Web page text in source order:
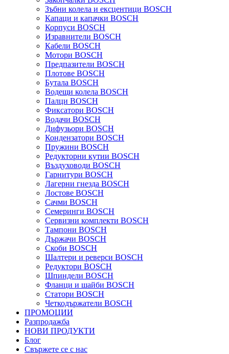
Зъбни колела и ексцентици BOSCH
Капаци и капачки BOSCH
Корпуси BOSCH
Изравнители BOSCH
Кабели BOSCH
Мотори BOSCH
Предпазители BOSCH
Плотове BOSCH
Бутала BOSCH
Водещи колела BOSCH
Палци BOSCH
Фиксатори BOSCH
Водачи BOSCH
Дифузьори BOSCH
Кондензатори BOSCH
Пружини BOSCH
Редукторни кутии BOSCH
Въздуховоди BOSCH
Гарнитури BOSCH
Лагерни гнезда BOSCH
Лостове BOSCH
Сачми BOSCH
Семеринги BOSCH
Сервизни комплекти BOSCH
Тампони BOSCH
Държачи BOSCH
Скоби BOSCH
Шалтери и реверси BOSCH
Редуктори BOSCH
Шпиндели BOSCH
Фланци и шайби BOSCH
Статори BOSCH
Четкодържатели BOSCH
ПРОМОЦИИ
Разпродажба
НОВИ ПРОДУКТИ
Блог
Свържете се с нас